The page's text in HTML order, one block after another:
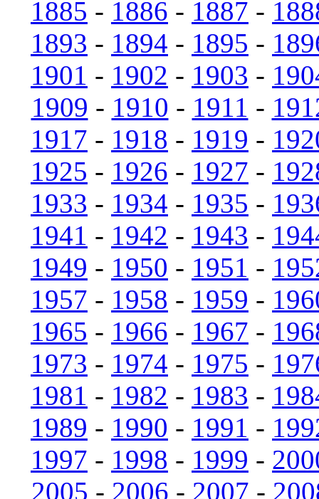
1885 - 1886 - 1887 -
1893 - 1894 - 1895 -
1901 - 1902 - 1903 -
1909 - 1910 - 1911 -
1917 - 1918 - 1919 -
1925 - 1926 - 1927 -
1933 - 1934 - 1935 -
1941 - 1942 - 1943 -
1949 - 1950 - 1951 -
1957 - 1958 - 1959 -
1965 - 1966 - 1967 -
1973 - 1974 - 1975 -
1981 - 1982 - 1983 -
1989 - 1990 - 1991 -
1997 - 1998 - 1999 -
2005 - 2006 - 2007 -